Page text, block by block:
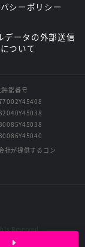
!
シーポリシー
データの外部送信
について
許諾番号
社が提供するコン
Reserved.